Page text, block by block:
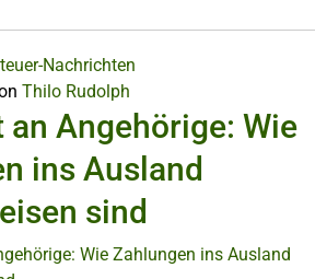
Nachrichten
Thilo Rudolph
an Angehörige: Wie
ins Ausland
sind